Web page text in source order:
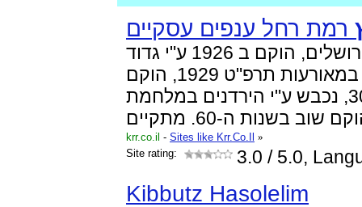
רמת רחל ענפים עסקיים
קבוץ דרומה לירושלים, הוקם ב 1926 ע"י גדוד
העבודה. נשרף כליל במאורעות תרפ"ט 1929, הוקם
שוב בשנות ה-30, נכבש ע"י הירדנים במלחמת
krr.co.il - Sites like Krr.Co.Il
»
Site rating:
3.0 / 5.0,
Kibbutz Hasolelim